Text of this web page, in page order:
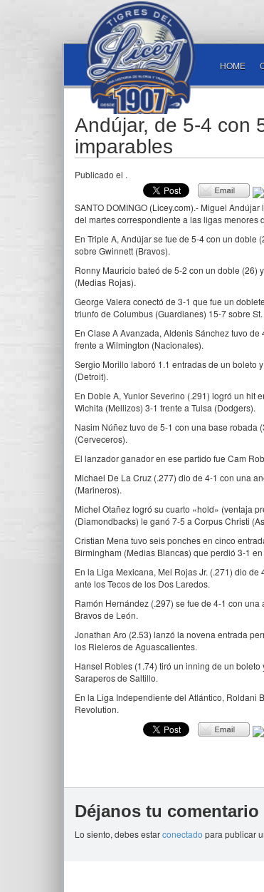
HOME
Andújar, de 5-4 con
imparables
Publicado el .
SANTO DOMINGO (Licey.com).- Miguel
del martes correspondiente a las ligas
En Triple A, Andújar se fue de 5-4 con un
sobre Gwinnett (Bravos).
Ronny Mauricio bateó de 5-2 con un doble (26)
(Medias Rojas).
George Valera conectó de 3-1 que fue un
triunfo de Columbus (Guardianes) 15-7 sobre
En Clase A Avanzada, Aldenis Sánchez tuvo
frente a Wilmington (Nacionales).
Sergio Morillo laboró 1.1 entradas de un boleto
(Detroit).
En Doble A, Yunior Severino (.291) logró un hit
Wichita (Mellizos) 3-1 frente a Tulsa (Dodgers).
Nasim Núñez tuvo de 5-1 con una base
(Cerveceros).
El lanzador ganador en ese partido fue Cam
Michael De La Cruz (.277) dio de 4-1 con una
(Marineros).
Michel Otañez logró su cuarto «hold» (ventaja
(Diamondbacks) le ganó 7-5 a Corpus Christi
Cristian Mena tuvo seis ponches en cinco
Birmingham (Medias Blancas) que perdió 3-1
En la Liga Mexicana, Mel Rojas Jr. (.271) dio
ante los Tecos de los Dos Laredos.
Ramón Hernández (.297) se fue de 4-1 con
Bravos de León.
Jonathan Aro (2.53) lanzó la novena entrada
los Rieleros de Aguascalientes.
Hansel Robles (1.74) tiró un inning de un
Saraperos de Saltillo.
En la Liga Independiente del Atlántico, Roldani
Revolution.
Déjanos tu comentario
Lo siento, debes estarconectado para publicar